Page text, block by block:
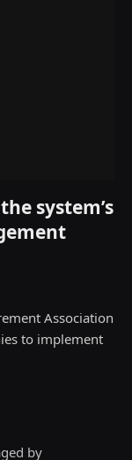
system’s
Association
to implement
by